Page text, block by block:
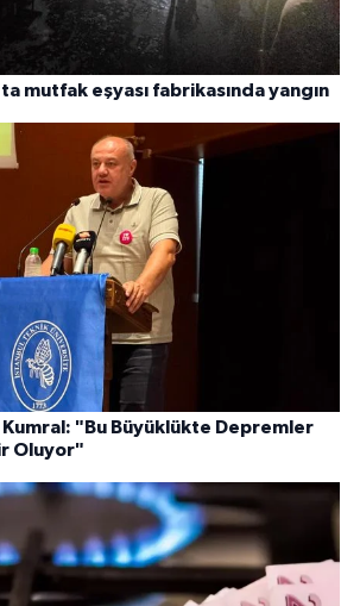
mutfak eşyası fabrikasında yangın
Kumral: "Bu Büyüklükte Depremler
Oluyor"